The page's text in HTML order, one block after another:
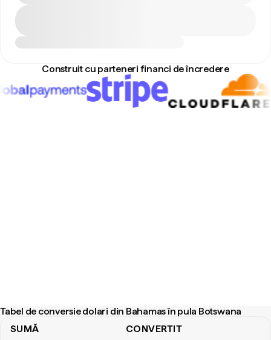
Construit cu parteneri financi de încredere
Tabel de conversie dolari din Bahamas în pula Botswana
SUMĂ CONVERTIT